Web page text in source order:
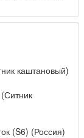
каштановый)
(S6) (Россия)